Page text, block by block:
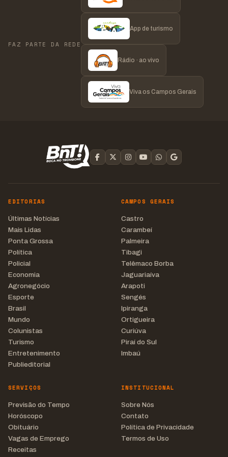
FAZ PARTE DA REDE
App de turismo
Rádio · ao vivo
Viva os Campos Gerais
EDITORIAS
Últimas Notícias
Mais Lidas
Ponta Grossa
Política
Policial
Economia
Agronegócio
Esporte
Brasil
Mundo
Colunistas
Turismo
Entretenimento
Publieditorial
CAMPOS GERAIS
Castro
Carambeí
Palmeira
Tibagi
Telêmaco Borba
Jaguariaíva
Arapoti
Sengés
Ipiranga
Ortigueira
Curiúva
Piraí do Sul
Imbaú
SERVIÇOS
Previsão do Tempo
Horóscopo
Obituário
Vagas de Emprego
Receitas
INSTITUCIONAL
Sobre Nós
Contato
Política de Privacidade
Termos de Uso